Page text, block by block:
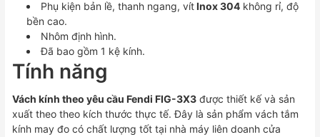
Phụ kiện bản lề, thanh ngang, vítInox 304 không rỉ, độ
bền cao.
Nhôm định hình.
Đã bao gồm 1 kệ kính.
Tính năng
Vách kính theo yêu cầu Fendi FIG-3X3 được thiết kế và sản
xuất theo theo kích thước thực tế. Đây là sản phẩm vách tắm
kính may đo có chất lượng tốt tại nhà máy liên doanh cửa